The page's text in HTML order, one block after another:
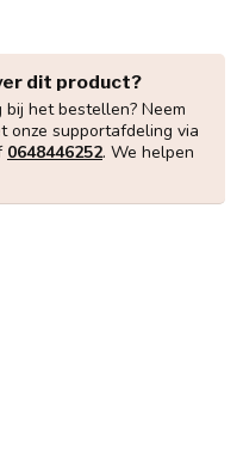
dit product?
het bestellen? Neem
onze supportafdeling via
0648446252. We helpen